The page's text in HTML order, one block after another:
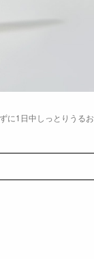
に1日中しっとりうるお